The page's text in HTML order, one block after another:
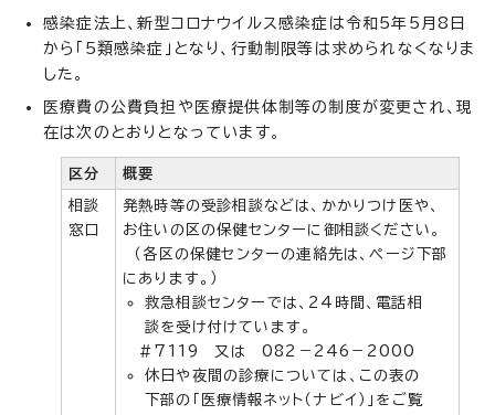
感染症法上、新型コロナウイルス感染症は令和5年5月8日
から「5類感染症」となり、行動制限等は求められなくなりま
した。
医療費の公費負担や医療提供体制等の制度が変更され、現
在は次のとおりとなっています。
区分 概要
相談
窓口
発熱時等の受診相談などは、かかりつけ医や、
お住いの区の保健センターに御相談ください。
（各区の保健センターの連絡先は、ページ下部
にあります。）
救急相談センターでは、24時間、電話相
談を受け付けています。
＃7119 又は 082－246－2000
休日や夜間の診療については、この表の
下部の「医療情報ネット（ナビイ）」をご覧